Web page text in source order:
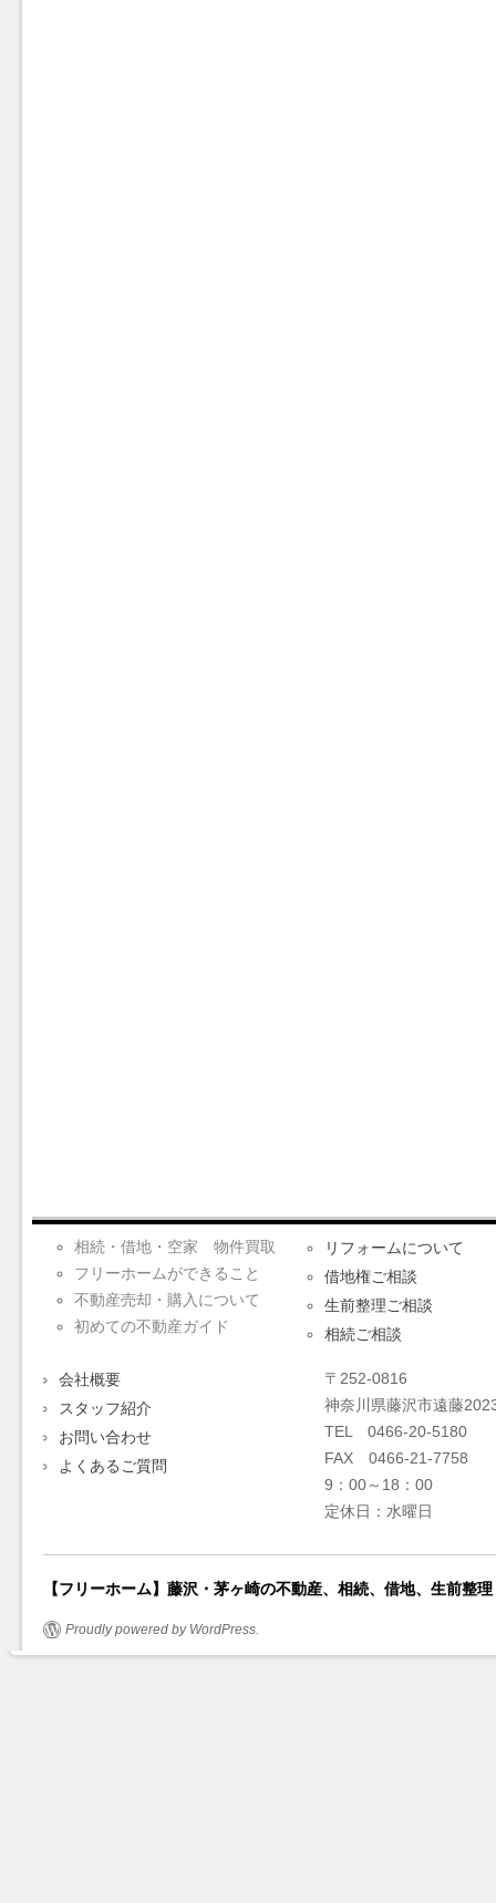
相続・借地・空家 物件買取
フリーホームができること
不動産売却・購入について
初めての不動産ガイド
リフォームについて
借地権ご相談
生前整理ご相談
相続ご相談
会社概要
スタッフ紹介
お問い合わせ
よくあるご質問
〒252-0816
神奈川県藤沢市遠藤
TEL 0466-20-5180
FAX 0466-21-7758
9：00～18：00
定休日：水曜日
【フリーホーム】藤沢・茅ヶ崎の不動産、相続、借地、生前整理
Proudly powered by WordPress.